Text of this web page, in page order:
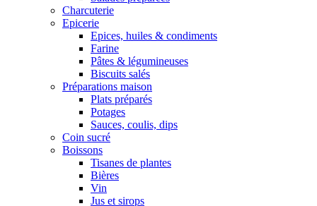
Charcuterie
Epicerie
Epices, huiles & condiments
Farine
Pâtes & légumineuses
Biscuits salés
Préparations maison
Plats préparés
Potages
Sauces, coulis, dips
Coin sucré
Boissons
Tisanes de plantes
Bières
Vin
Jus et sirops